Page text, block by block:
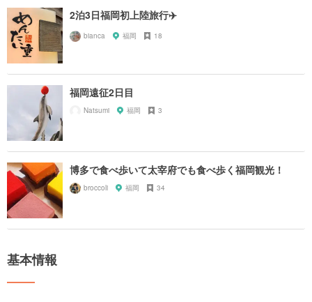
2泊3日福岡初上陸旅行✈️
bianca 福岡 18
福岡遠征2日目
Natsumi 福岡 3
博多で食べ歩いて太宰府でも食べ歩く福岡観光！
broccoli 福岡 34
基本情報